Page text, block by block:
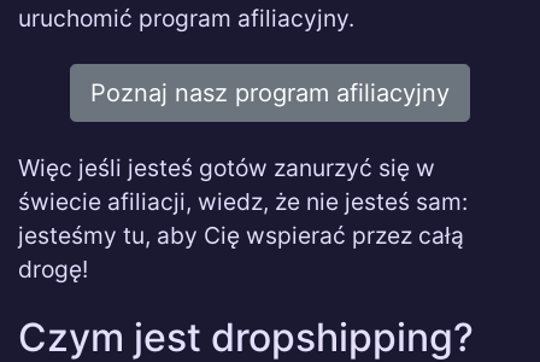
uruchomić program afiliacyjny.
Poznaj nasz program afiliacyjny
Więc jeśli jesteś gotów zanurzyć się w
świecie afiliacji, wiedz, że nie jesteś sam:
jesteśmy tu, aby Cię wspierać przez całą
drogę!
Czym jest dropshipping?